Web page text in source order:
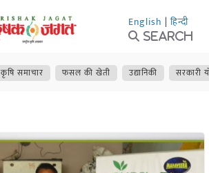
English | हिन्दी
Search
कृषि समाचार फसल की खेती उद्यानिकी सरकारी